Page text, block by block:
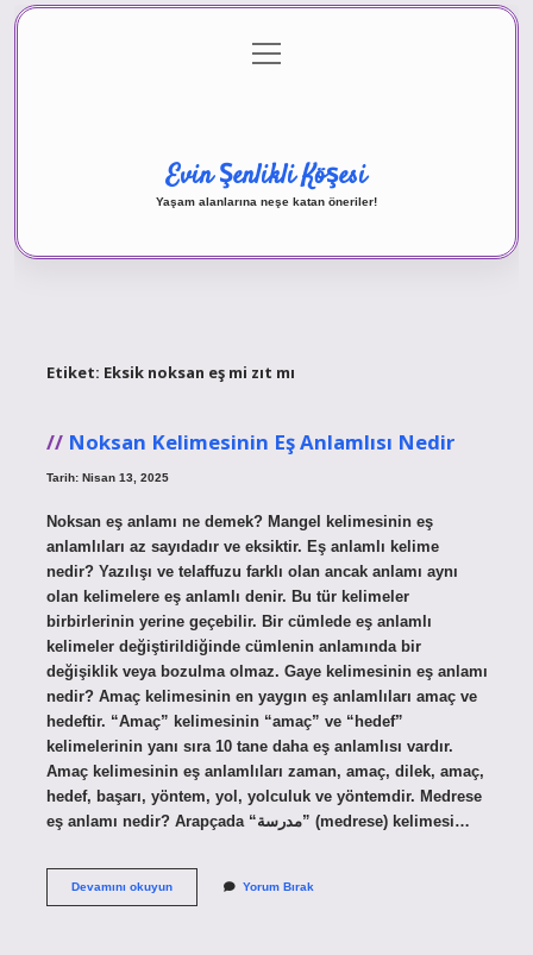
Gizlilik Politikası
menüyü
aç
Evin Şenlikli Köşesi
Yaşam alanlarına neşe katan öneriler!
Etiket: Eksik noksan eş mi zıt mı
Noksan Kelimesinin Eş Anlamlısı Nedir
Tarih: Nisan 13, 2025
Noksan eş anlamı ne demek? Mangel kelimesinin eş
anlamlıları az sayıdadır ve eksiktir. Eş anlamlı kelime
nedir? Yazılışı ve telaffuzu farklı olan ancak anlamı aynı
olan kelimelere eş anlamlı denir. Bu tür kelimeler
birbirlerinin yerine geçebilir. Bir cümlede eş anlamlı
kelimeler değiştirildiğinde cümlenin anlamında bir
değişiklik veya bozulma olmaz. Gaye kelimesinin eş anlamı
nedir? Amaç kelimesinin en yaygın eş anlamlıları amaç ve
hedeftir. “Amaç” kelimesinin “amaç” ve “hedef”
kelimelerinin yanı sıra 10 tane daha eş anlamlısı vardır.
Amaç kelimesinin eş anlamlıları zaman, amaç, dilek, amaç,
hedef, başarı, yöntem, yol, yolculuk ve yöntemdir. Medrese
eş anlamı nedir? Arapçada “مدرسة” (medrese) kelimesi…
Devamını okuyunNoksan
Yorum Bırak